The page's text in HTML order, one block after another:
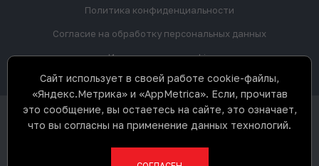
Политика конфиденциальности
Согласие на обработку персональных данных
Использование cookie
защищены. Не является
Сайт использует в своей работе cookie-файлы,
«Яндекс.Метрика» и «AppMetrica». Если, прочитав
это сообщение, вы остаетесь на сайте, это означает,
что вы согласны на применение данных технологий.